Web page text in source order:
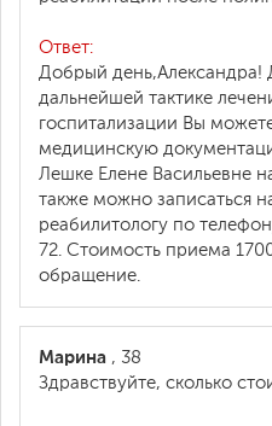
Ответ:
Добрый день,Александра!
дальнейшей тактике
госпитализации Вы
медицинскую
Лешке Елене Васильевне
также можно записаться
реабилитологу по
72. Стоимость приема
обращение.
Марина , 38
Здравствуйте, сколько